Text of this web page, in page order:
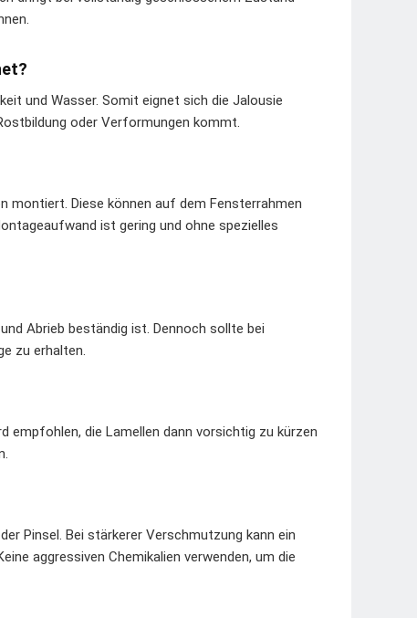
und Wasser. Somit eignet sich die Jalousie
oder Verformungen kommt.
montiert. Diese können auf dem Fensterrahmen
ist gering und ohne spezielles
Abrieb beständig ist. Dennoch sollte bei
zu erhalten.
empfohlen, die Lamellen dann vorsichtig zu kürzen
Pinsel. Bei stärkerer Verschmutzung kann ein
aggressiven Chemikalien verwenden, um die